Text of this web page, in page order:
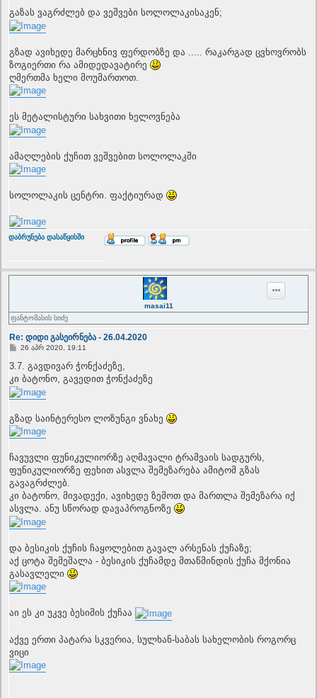
s
t
გაზას ვაგრძლებ და ვეშვები სოლოლაკისაკენ;
გზად ავიხედე მარცხნივ ფერდობზე და ..... რაკარგად ცვხოვრობს
ზოგიერთი რა ამიდედავატირე
ღმერთმა ხელი მოუმართოთ.
ეს მეტალისტური სახვითი ხელოვნება
ამაღლების ქუჩით ვეშვებით სოლოლაკში
სოლოლაკის ცენტრი. ფაქტიურად
T
დაბრუნება დასაწყისში
masai11
ფანტომასის სიძე
Re: დიდი გასეირნება - 26.04.2020
P
s
26 აპრ 2020, 19:11
3.7. გავდივარ ჭონქაძეზე,
კი ბატონო, გავედით ჭონქაძეზე
გზად საინტერესო ლოზუნგი ვნახე
ჩავუვლი ფუნიკულიორზე აღმავალი ტრამვაის სადგურს,
ფუნიკულიორზე ფეხით ასვლა შემეზარება ამიტომ გზას
გავაგრძლებ.
კი ბატონო, მივადექი, ავიხედე ზემოთ და მართლა შემეზარა იქ
ასვლა. ანუ სწორად დავაპროგნოზე
და ბესიკის ქუჩის ჩაყოლებით გავალ არსენას ქუჩაზე;
აქ ცოტა შემეშალა - ბესიკის ქუჩამდე მთაწმინდის ქუჩა მქონია
გასავლელი
აი ეს კი უკვე ბესიმის ქუჩაა
აქვე ერთი პატარა სკვერია, სულხან-საბას სახელობის როგორც
ვიცი